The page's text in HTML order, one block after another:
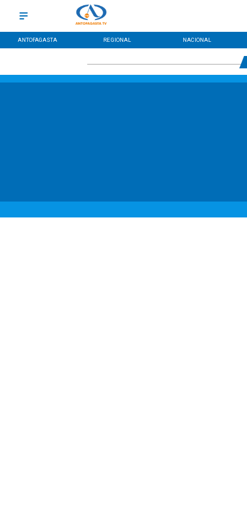
ANTOFAGASTA REGIONAL NACIONAL